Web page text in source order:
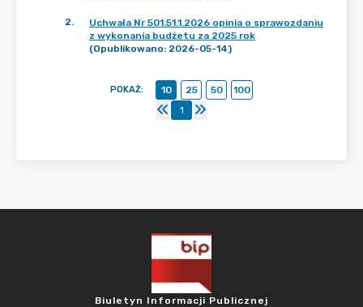
2.
Uchwała Nr 501.51.1.2026 opinia o sprawozdaniu
z wykonania budżetu za 2025 rok
(Opublikowano: 2026-05-14)
POKAŻ: 10 25 50
100
1
Biuletyn Informacji Publicznej